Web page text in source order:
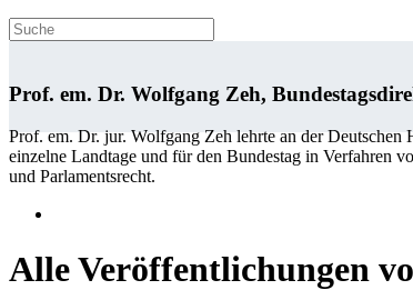
Prof. em. Dr. Wolfgang Zeh,
Prof. em. Dr. jur. Wolfgang Zeh lehrte an der
einzelne Landtage und für den Bundestag in Verfahren
und Parlamentsrecht.
Alle Veröffentlichungen